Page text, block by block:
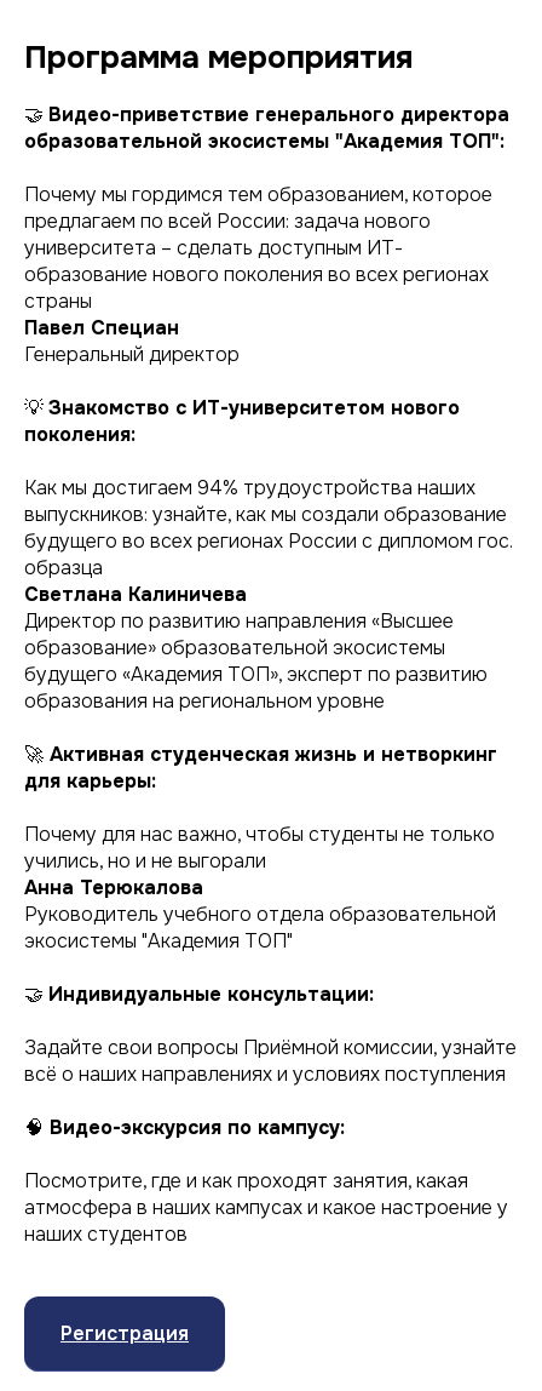
Программа мероприятия
🤝 Видео-приветствие генерального директора
образовательной экосистемы "Академия ТОП":
Почему мы гордимся тем образованием, которое
предлагаем по всей России: задача нового
университета – сделать доступным ИТ-
образование нового поколения во всех регионах
страны
Павел Специан
Генеральный директор
💡Знакомство с ИТ-университетом нового
поколения:
Как мы достигаем 94% трудоустройства наших
выпускников: узнайте, как мы создали образование
будущего во всех регионах России с дипломом гос.
образца
Светлана Калиничева
Директор по развитию направления «Высшее
образование» образовательной экосистемы
будущего «Академия ТОП», эксперт по развитию
образования на региональном уровне
🚀 Активная студенческая жизнь и нетворкинг
для карьеры:
Почему для нас важно, чтобы студенты не только
учились, но и не выгорали
Анна Терюкалова
Руководитель учебного отдела образовательной
экосистемы "Академия ТОП"
🤝 Индивидуальные консультации:
Задайте свои вопросы Приёмной комиссии, узнайте
всё о наших направлениях и условиях поступления
🧠 Видео-экскурсия по кампусу:
Посмотрите, где и как проходят занятия, какая
атмосфера в наших кампусах и какое настроение у
наших студентов
Регистрация